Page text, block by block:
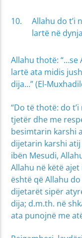
Allahu do t’i
lartë në
Allahu thotë: “…se
lartë ata midis
dija…” (El-
“Do të thotë: do
tjetër dhe me
besimtarin karshi
dijetarin karshi
ibën Mesudi,
Allahu në këtë
është që Allahu do
dijetarët sipër
dija; d.m.th. në
ata punojnë me